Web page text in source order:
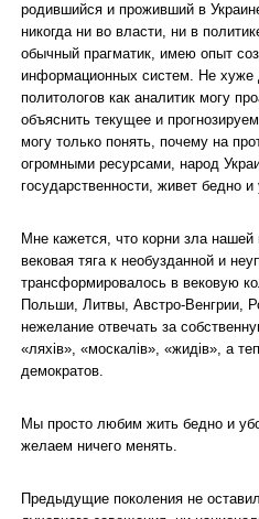
родившийся и проживший в
никогда ни во власти, ни в
обычный прагматик, имею опыт
информационных систем. Не хуже
политологов как аналитик могу
объяснить текущее и
могу только понять, почему на
огромными ресурсами, народ
государственности, живет бедно и
Мне кажется, что корни зла
вековая тяга к необузданной и
трансформировалось в вековую
Польши, Литвы, Австро-Венгрии,
нежелание отвечать за
«ляхів», «москалів», «жидів», а
демократов.
Мы просто любим жить бедно и
желаем ничего менять.
Предыдущие поколения не